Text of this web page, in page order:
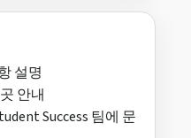
설명
안내
Success 팀에 문